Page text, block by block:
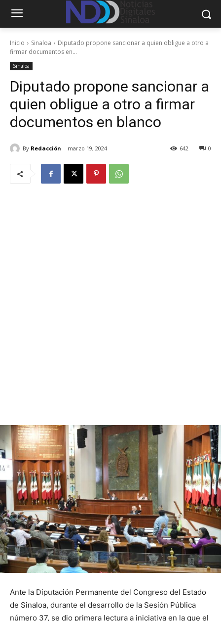
Inicio Sinaloa
Diputado propone sancionar a quien obligue a otro a
firmar documentos en...
Sinaloa
Diputado propone sancionar a
quien obligue a otro a firmar
documentos en blanco
By Redacción marzo 19, 2024 0
642
Ante la Diputación Permanente del Congreso del Estado
de Sinaloa, durante el desarrollo de la Sesión Pública
número 37, se dio primera lectura a iniciativa en la que el